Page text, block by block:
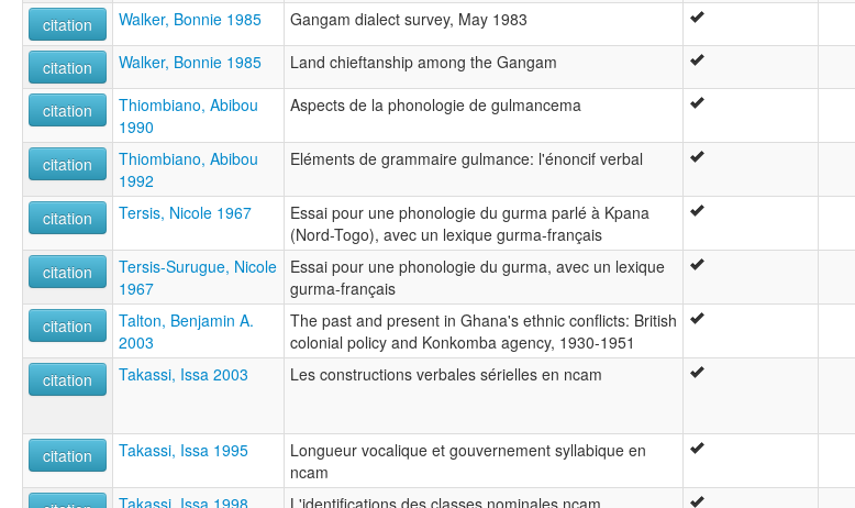
citation Walker, Bonnie 1985 Gangam dialect survey, May 1983
citation Walker, Bonnie 1985 Land chieftanship among the Gangam
citation
Thiombiano, Abibou
1990
Aspects de la phonologie de gulmancema
citation
Thiombiano, Abibou
1992
Eléments de grammaire gulmance: l'énoncif verbal
citation
Tersis, Nicole 1967
Essai pour une phonologie du gurma parlé à Kpana
(Nord-Togo), avec un lexique gurma-français
citation
Tersis-Surugue, Nicole
1967
Essai pour une phonologie du gurma, avec un lexique
gurma-français
citation
Talton, Benjamin A.
2003
The past and present in Ghana's ethnic conflicts: British
colonial policy and Konkomba agency, 1930-1951
citation Takassi, Issa 2003 Les constructions verbales sérielles en ncam
citation
Takassi, Issa 1995
Longueur vocalique et gouvernement syllabique en
ncam
Takassi, Issa 1998 L'identifications des classes nominales ncam